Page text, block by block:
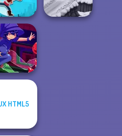
3-4 Player
Dynamons 8
Swing
HTML5